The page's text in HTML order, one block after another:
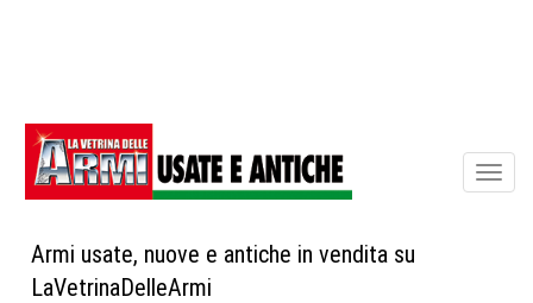
Armi usate, nuove e antiche in vendita su
LaVetrinaDelleArmi